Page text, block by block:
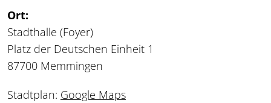
Ort:
Stadthalle (Foyer)
Platz der Deutschen Einheit 1
87700 Memmingen
Stadtplan: Google Maps